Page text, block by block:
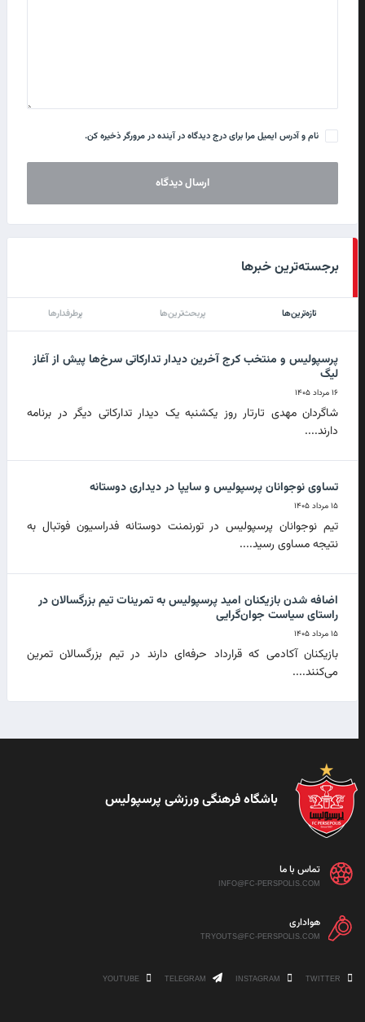
نام و آدرس ایمیل مرا برای درج دیدگاه در آینده در مرورگر ذخیره کن.
برجسته‌ترین خبرها
تازه‌ترین‌ها پربحث‌ترین‌ها پرطرفدارها
پرسپولیس و منتخب کرج آخرین دیدار تدارکاتی سرخ‌ها پیش از آغاز
لیگ
۱۶ مرداد ۱۴۰۵
شاگردان مهدی تارتار روز یکشنبه یک دیدار تدارکاتی دیگر در برنامه
دارند....
تساوی نوجوانان پرسپولیس و سایپا در دیداری دوستانه
۱۵ مرداد ۱۴۰۵
تیم نوجوانان پرسپولیس در تورنمنت دوستانه فدراسیون فوتبال به
نتیجه مساوی رسید....
اضافه شدن بازیکنان امید پرسپولیس به تمرینات تیم بزرگسالان در
راستای سیاست جوان‌گرایی
۱۵ مرداد ۱۴۰۵
بازیکنان آکادمی که قرارداد حرفه‌ای دارند در تیم بزرگسالان تمرین
می‌کنند....
باشگاه فرهنگی ورزشی پرسپولیس
تماس با ما
INFO@FC-PERSPOLIS.COM
هواداری
TRYOUTS@FC-PERSPOLIS.COM